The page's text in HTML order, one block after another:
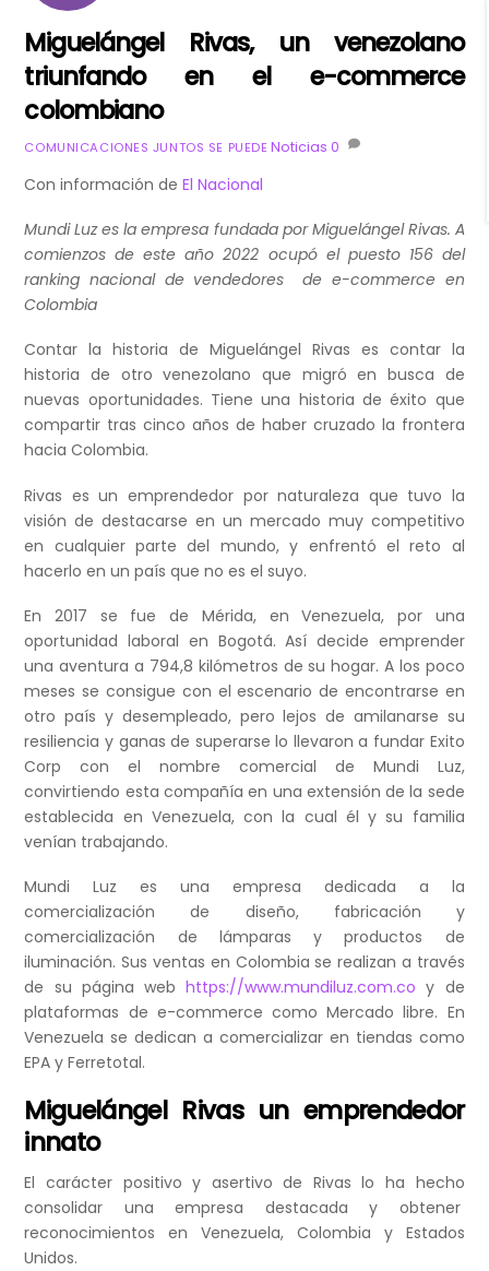
Miguelángel Rivas, un venezolano
triunfando en el e-commerce
colombiano
COMUNICACIONES JUNTOS SE PUEDE Noticias 0
Con información deEl Nacional
Mundi Luz es la empresa fundada por Miguelángel Rivas. A
comienzos de este año 2022 ocupó el puesto 156 del
ranking nacional de vendedores de e-commerce en
Colombia
Contar la historia de Miguelángel Rivas es contar la
historia de otro venezolano que migró en busca de
nuevas oportunidades. Tiene una historia de éxito que
compartir tras cinco años de haber cruzado la frontera
hacia Colombia.
Rivas es un emprendedor por naturaleza que tuvo la
visión de destacarse en un mercado muy competitivo
en cualquier parte del mundo, y enfrentó el reto al
hacerlo en un país que no es el suyo.
En 2017 se fue de Mérida, en Venezuela, por una
oportunidad laboral en Bogotá. Así decide emprender
una aventura a 794,8 kilómetros de su hogar. A los poco
meses se consigue con el escenario de encontrarse en
otro país y desempleado, pero lejos de amilanarse su
resiliencia y ganas de superarse lo llevaron a fundar Exito
Corp con el nombre comercial de Mundi Luz,
convirtiendo esta compañía en una extensión de la sede
establecida en Venezuela, con la cual él y su familia
venían trabajando.
Mundi Luz es una empresa dedicada a la
comercialización de diseño, fabricación y
comercialización de lámparas y productos de
iluminación. Sus ventas en Colombia se realizan a través
de su página webhttps://www.mundiluz.com.co y de
plataformas de e-commerce como Mercado libre. En
Venezuela se dedican a comercializar en tiendas como
EPA y Ferretotal.
Miguelángel Rivas un emprendedor
innato
El carácter positivo y asertivo de Rivas lo ha hecho
consolidar una empresa destacada y obtener
reconocimientos en Venezuela, Colombia y Estados
Unidos.